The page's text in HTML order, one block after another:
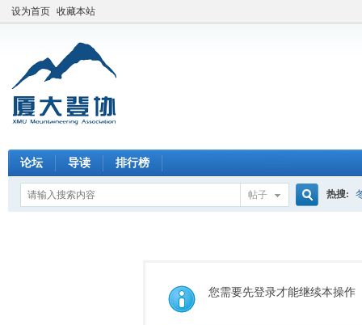
设为首页 收藏本站
论坛 导读 排行榜
帖子
索
热搜:
您需要先登录才能继续本操作